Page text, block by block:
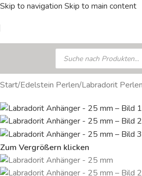
Skip to navigation Skip to main content
Start/Edelstein Perlen/Labradorit Perlen
Zum Vergrößern klicken